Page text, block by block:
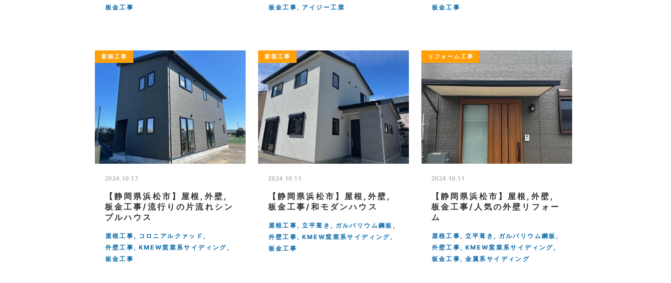
板金工事
板金工事
アイジー工業
板金工事
新築工事
2024.10.17
【静岡県浜松市】屋根,外壁,
板金工事/流行りの片流れシン
プルハウス
屋根工事
コロニアルクァッド
外壁工事
KMEW窯業系サイディング
板金工事
新築工事
2024.10.11
【静岡県浜松市】屋根,外壁,
板金工事/和モダンハウス
屋根工事 立平葺き
ガルバリウム鋼板
外壁工事
KMEW窯業系サイディング
板金工事
リフォーム工事
2024.10.11
【静岡県浜松市】屋根,外壁,
板金工事/人気の外壁リフォー
ム
屋根工事 立平葺き
ガルバリウム鋼板
外壁工事
KMEW窯業系サイディング
板金工事
金属系サイディング